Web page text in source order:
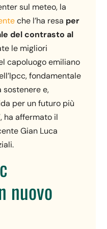
sul meteo, la
che l’ha resa per
del contrasto al
le migliori
capoluogo emiliano
fondamentale
sostenere e,
per un futuro più
ha affermato il
Gian Luca
nuovo